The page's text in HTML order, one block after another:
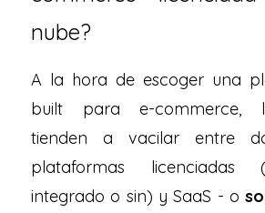
nube?
A la hora de escoger una
built para e-commerce,
tienden a vacilar entre
plataformas licenciadas
integrado o sin) y SaaS - o